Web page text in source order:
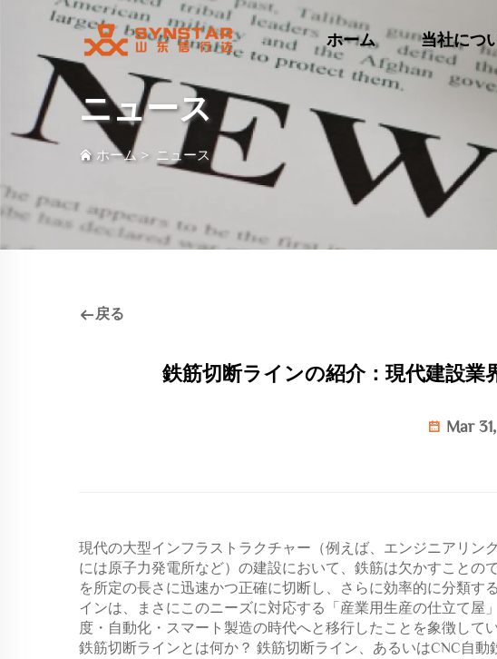
ホーム 当社につ
ニュース
ホーム > ニュース
戻る
鉄筋切断ラインの紹介：現代建設業
Mar
現代の大型インフラストラクチャー（例えば、エンジニアリン
には原子力発電所など）の建設において、鉄筋は欠かすこと
を所定の長さに迅速かつ正確に切断し、さらに効率的に分類す
インは、まさにこのニーズに対応する「産業用生産の仕立て
度・自動化・スマート製造の時代へと移行したことを象徴してい
鉄筋切断ラインとは何か？ 鉄筋切断ライン、あるいはCNC自